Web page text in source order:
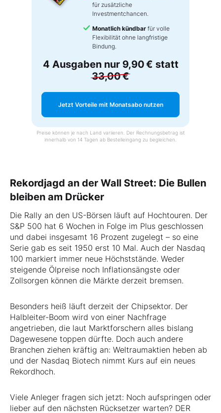
für zusätzliche
Investmentchancen.
Monatlich kündbar für volle
Flexibilität ohne langfristige
Bindung.
4 Ausgaben nur 9,90 € statt
33,00 €
Jetzt Vorteile mit Monatsabo nutzen
Preise können je nach Land variieren. Der Rechnungsbetrag ist
innerhalb von 14 Tagen ab Bestelleingang zu begleichen.
Rekordjagd an der Wall Street: Die Bullen
bleiben am Drücker
Die Rally an den US-Börsen läuft auf Hochtouren. Der
S&P 500 hat 6 Wochen in Folge im Plus geschlossen
und dabei insgesamt 16 Prozent zugelegt – so eine
Serie gab es seit 1950 erst 10 Mal. Auch der Nasdaq
100 markiert immer neue Höchststände. Weder
steigende Ölpreise noch Inflationsängste oder
Zollsorgen können die Märkte derzeit bremsen.
Besonders heiß läuft derzeit der Chipsektor. Der
Halbleiter-Boom wird von einer Nachfrage
angetrieben, die laut Marktforschern alles bislang
Dagewesene toppen dürfte. Doch auch andere
Branchen ziehen kräftig an: Weltraumaktien heben ab
und der Nasdaq Biotech nimmt Kurs auf ein neues
Rekordhoch.
Viele Anleger fragen sich jetzt: Noch aufspringen oder
lieber auf den nächsten Rücksetzer warten? DER